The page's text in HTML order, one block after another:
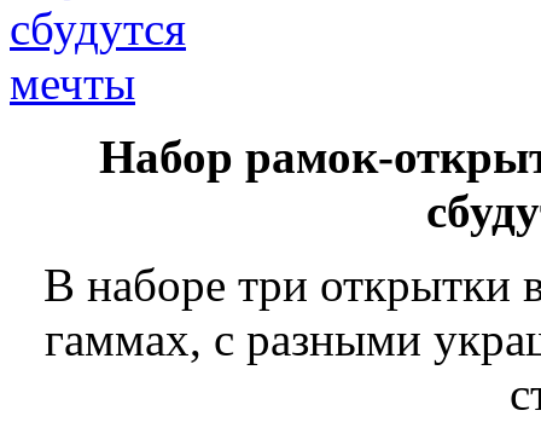
Набор рамок-
В наборе три открытки
гаммах, с разными